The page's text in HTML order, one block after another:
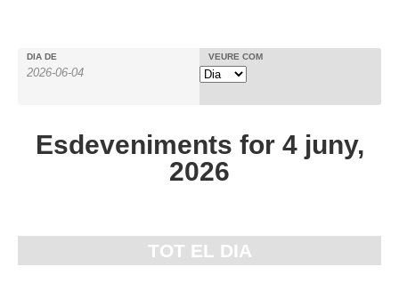
Navegació
vistes
VEURE COM
DIA DE
Esdeveniments for 4 juny,
2026
TOT EL DIA